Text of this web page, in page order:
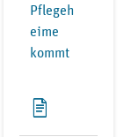
Pflegeh
eime
kommt